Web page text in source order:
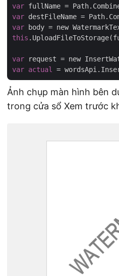
var fullName =
var
var body = new
this
var request = new
var actual
Ảnh chụp màn hình bên
trong cửa sổ Xem trước